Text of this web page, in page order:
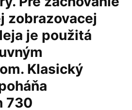
zobrazovacej
je použitá
Klasický
730